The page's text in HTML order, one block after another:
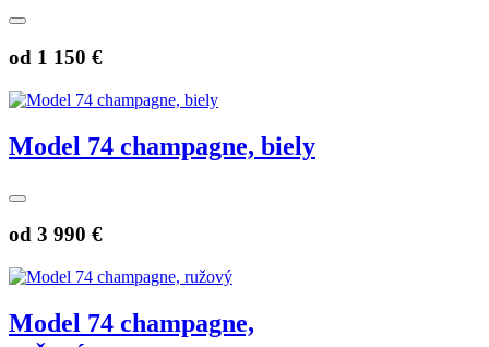
od 1 150 €
Model 74 champagne, biely
od 3 990 €
Model 74 champagne,